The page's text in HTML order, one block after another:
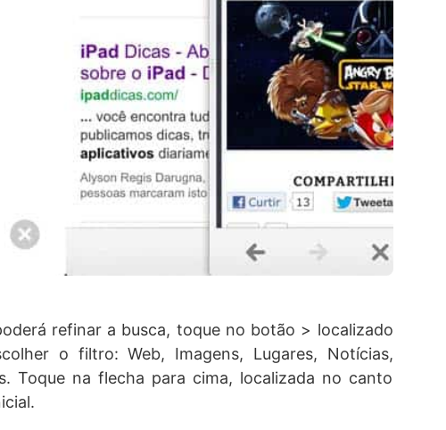
refinar a busca, toque no botão > localizado
o filtro: Web, Imagens, Lugares, Notícias,
Toque na flecha para cima, localizada no canto